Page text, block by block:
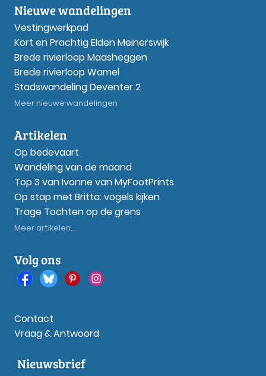
Nieuwe wandelingen
Vestingwerkpad
Kort en Prachtig Elden Meinerswijk
Brede rivierloop Maasheggen
Brede rivierloop Wamel
Stadswandeling Deventer 2
Meer nieuwe wandelingen
Artikelen
Op bedevaart
Wandeling van de maand
Top 3 van Ivonne van MyFootPrints
Op stap met Britta: vogels kijken
Trage Tochten op de grens
Meer artikelen...
Volg ons
Contact
Vraag & Antwoord
Nieuwsbrief